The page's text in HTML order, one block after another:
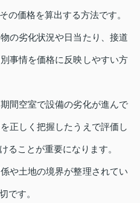
の価格を算出する方法です。
の劣化状況や日当たり、接道
事情を価格に反映しやすい方
間空室で設備の劣化が進んで
正しく把握したうえで評価し
ることが重要になります。
や土地の境界が整理されてい
です。